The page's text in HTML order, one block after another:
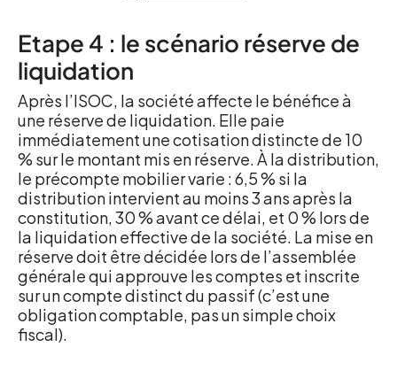
Etape 4 : le scénario réserve de
liquidation
Après l’ISOC, la société affecte le bénéfice à
une réserve de liquidation. Elle paie
immédiatement une cotisation distincte de 10
% sur le montant mis en réserve. À la distribution,
le précompte mobilier varie : 6,5 % si la
distribution intervient au moins 3 ans après la
constitution, 30 % avant ce délai, et 0 % lors de
la liquidation effective de la société. La mise en
réserve doit être décidée lors de l’assemblée
générale qui approuve les comptes et inscrite
sur un compte distinct du passif (c’est une
obligation comptable, pas un simple choix
fiscal).